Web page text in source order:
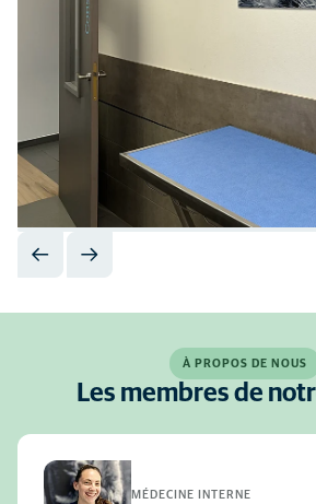
À PROPOS DE NOUS
Les membres de
MÉDECINE INTERNE